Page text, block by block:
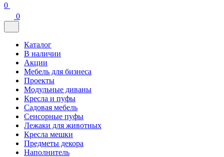
0
0
Каталог
В наличии
Акции
Мебель для бизнеса
Проекты
Модульные диваны
Кресла и пуфы
Садовая мебель
Сенсорные пуфы
Лежаки для животных
Кресла мешки
Предметы декора
Наполнитель